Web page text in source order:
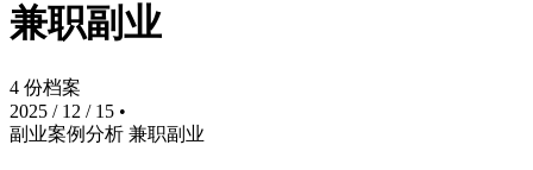
兼职副业
4 份档案
2025 / 12 / 15 •
副业案例分析 兼职副业